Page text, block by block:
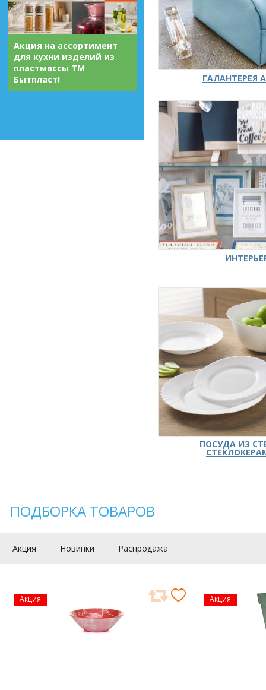
Акция на ассортимент
для кухни изделий из
пластмассы ТМ
Бытпласт!
ГАЛАНТЕРЕЯ
ПОСУДА ИЗ
ПОДБОРКА ТОВАРОВ
Акция Новинки Распродажа
Акция Акция